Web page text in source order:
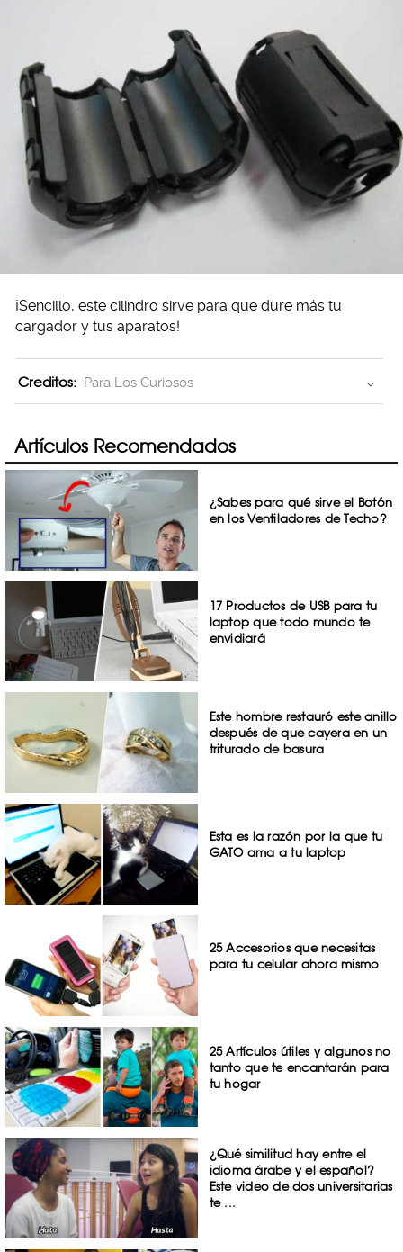
¡Sencillo, este cilindro sirve para que dure más tu
cargador y tus aparatos!
Creditos: Para Los Curiosos
Artículos Recomendados
¿Sabes para qué sirve el Botón
en los Ventiladores de Techo?
17 Productos de USB para tu
laptop que todo mundo te
envidiará
Este hombre restauró este anillo
después de que cayera en un
triturado de basura
Esta es la razón por la que tu
GATO ama a tu laptop
25 Accesorios que necesitas
para tu celular ahora mismo
25 Artículos útiles y algunos no
tanto que te encantarán para
tu hogar
¿Qué similitud hay entre el
idioma árabe y el español?
Este video de dos universitarias
te ...